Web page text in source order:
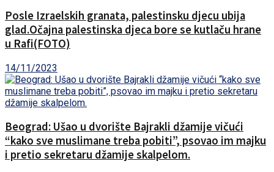
Posle Izraelskih granata, palestinsku djecu ubija
glad.Očajna palestinska djeca bore se kutlaču hrane
u Rafi(FOTO)
14/11/2023
Beograd: Ušao u dvorište Bajrakli džamije vičući
“kako sve muslimane treba pobiti”, psovao im majku
i pretio sekretaru džamije skalpelom.